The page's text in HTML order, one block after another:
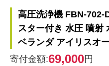
高圧洗浄機 FBN-702-
スター付き 水圧 噴射
ベランダ アイリスオ
寄付金額:69,000円